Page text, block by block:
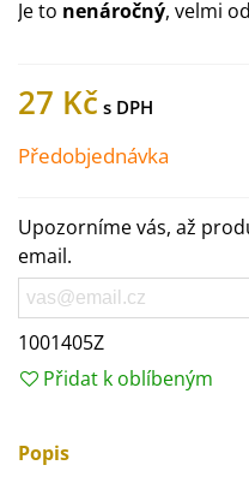
Je to nenáročný, velmi
27 Kč
Předobjednávka
Upozorníme vás, až
email.
1001405Z
Přidat k oblíbeným
Popis